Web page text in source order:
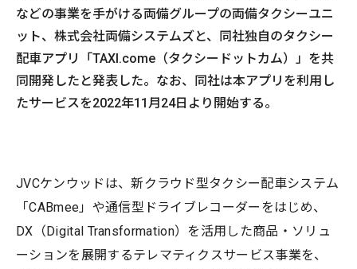
などの事業を手がける両備グループの両備タクシーユニ
ット、株式会社両備システムズと、同社独自のタクシー
配車アプリ「TAXI.come（タクシードットカム）」を共
同開発したと発表した。なお、同社は本アプリを利用し
たサービスを2022年11月24日より開始する。
JVCケンウッドは、新クラウド型タクシー配車システム
「CABmee」や通信型ドライブレコーダーをはじめ、
DX（Digital Transformation）を活用した商品・ソリュ
ーションを展開するテレマティクスサービス事業を、